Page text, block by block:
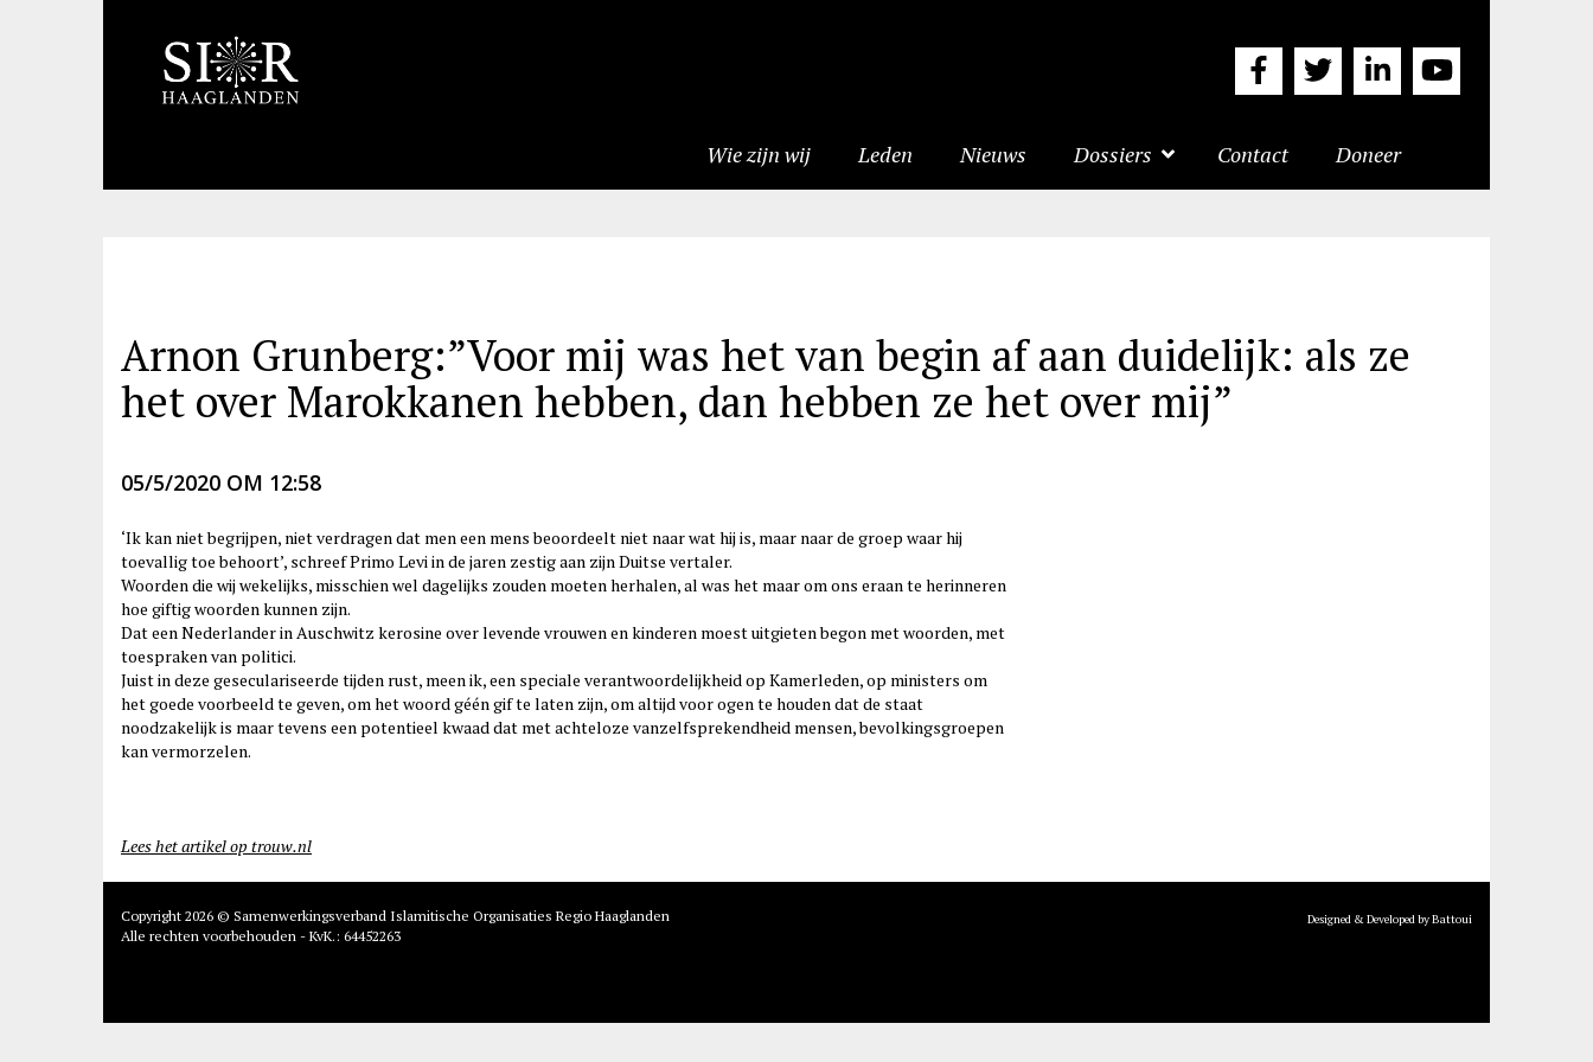
Wie zijn wij Leden Nieuws Dossiers Contact Doneer
Arnon Grunberg:”Voor mij was het van begin af aan duidelijk: als ze
het over Marokkanen hebben, dan hebben ze het over mij”
05/5/2020 OM 12:58
‘Ik kan niet begrijpen, niet verdragen dat men een mens beoordeelt niet naar wat hij is, maar naar de groep waar hij
toevallig toe behoort’, schreef Primo Levi in de jaren zestig aan zijn Duitse vertaler.
Woorden die wij wekelijks, misschien wel dagelijks zouden moeten herhalen, al was het maar om ons eraan te herinneren
hoe giftig woorden kunnen zijn.
Dat een Nederlander in Auschwitz kerosine over levende vrouwen en kinderen moest uitgieten begon met woorden, met
toespraken van politici.
Juist in deze geseculariseerde tijden rust, meen ik, een speciale verantwoordelijkheid op Kamerleden, op ministers om
het goede voorbeeld te geven, om het woord géén gif te laten zijn, om altijd voor ogen te houden dat de staat
noodzakelijk is maar tevens een potentieel kwaad dat met achteloze vanzelfsprekendheid mensen, bevolkingsgroepen
kan vermorzelen.
Lees het artikel op trouw.nl
Copyright 2026 © Samenwerkingsverband Islamitische Organisaties Regio Haaglanden
Alle rechten voorbehouden - KvK.: 64452263
Designed & Developed by Battoui